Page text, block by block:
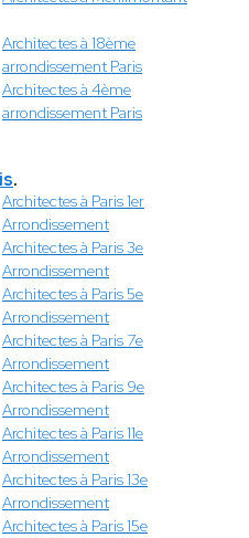
Architectes à 18ème
arrondissement Paris
Architectes à 4ème
arrondissement Paris
.
Architectes à Paris 1er
Arrondissement
Architectes à Paris 3e
Arrondissement
Architectes à Paris 5e
Arrondissement
Architectes à Paris 7e
Arrondissement
Architectes à Paris 9e
Arrondissement
Architectes à Paris 11e
Arrondissement
Architectes à Paris 13e
Arrondissement
Architectes à Paris 15e